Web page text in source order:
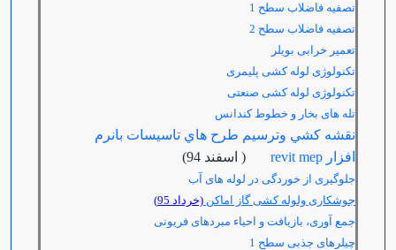
تصفیه فاضلاب سطح 1
تصفیه فاضلاب سطح 2
تعمير خرابی بویلر
تکنولوژی لوله کشی پلیمری
تکنولوژی لوله کشی صنعتی
تله های بخار و خطوط کندانس
نقشه كشي وترسيم طرح هاي تاسيسات بانرم
افزار revit mep
( اسفند 94)
جلوگیری از خوردگی در لوله های آب
جوشکاری ولوله کشی گاز اماکن (خرداد 95)
جمع آوری، بازیافت و احیاء مبردهای فریونی
چیلرهای جذبی سطح 1